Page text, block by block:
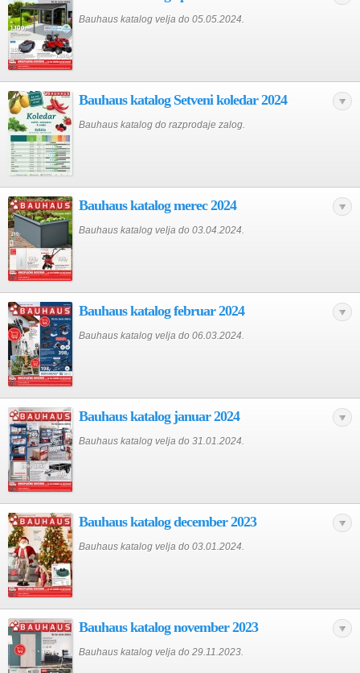
Bauhaus katalog velja do 05.05.2024.
Bauhaus katalog Setveni koledar 2024
Bauhaus katalog do razprodaje zalog.
Bauhaus katalog merec 2024
Bauhaus katalog velja do 03.04.2024.
Bauhaus katalog februar 2024
Bauhaus katalog velja do 06.03.2024.
Bauhaus katalog januar 2024
Bauhaus katalog velja do 31.01.2024.
Bauhaus katalog december 2023
Bauhaus katalog velja do 03.01.2024.
Bauhaus katalog november 2023
Bauhaus katalog velja do 29.11.2023.